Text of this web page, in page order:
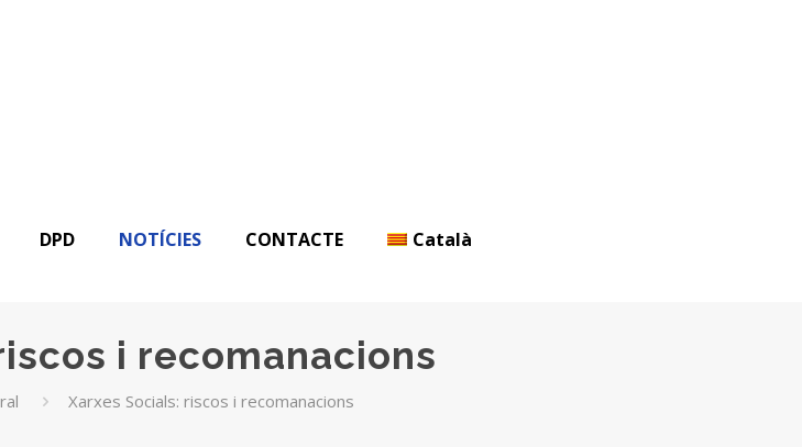
DPD NOTÍCIES CONTACTE Català
i recomanacions
Xarxes Socials: riscos i recomanacions